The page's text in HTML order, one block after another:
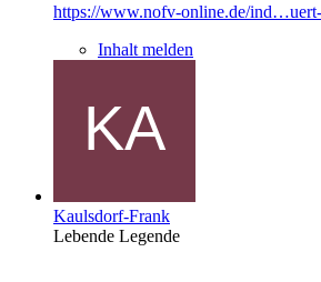
https://www.nofv-online.de/
Inhalt melden
Kaulsdorf-Frank
Lebende Legende